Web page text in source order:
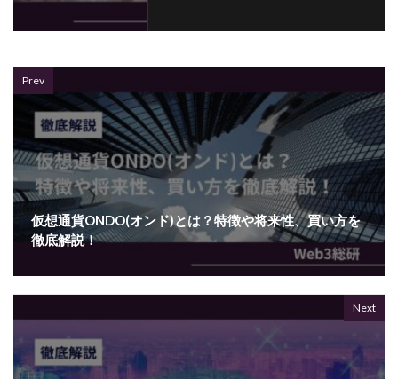
Prev
仮想通貨ONDO(オンド)とは？特徴や将来性、買い方を
徹底解説！
Next